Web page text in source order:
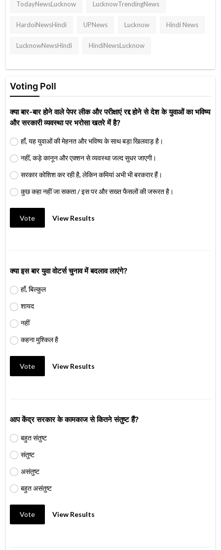
TodayNewsLucknow LucknowTrendingNews
HardoiNewsHindi UPNews Lucknow Hindi News
LucknowNewsHindi HindiNewsLucknow
Voting Poll
क्या बार-बार होने वाले पेपर लीक और परीक्षाएं रद्द होने से देश के युवाओं का भविष्य
और सरकारी व्यवस्था पर भरोसा खतरे में है?
हाँ, यह युवाओं की मेहनत और भविष्य के साथ बड़ा खिलवाड़ है।
नहीं, कड़े कानून और एक्शन से व्यवस्था जल्द सुधर जाएगी।
सरकार कोशिश कर रही है, लेकिन कमियां अभी भी बरकरार हैं।
कुछ कहा नहीं जा सकता / इस पर और सख्त फैसलों की जरूरत है।
Vote View Results
क्या इस बार युवा वोटर्स चुनाव में बदलाव लाएंगे?
हाँ, बिल्कुल
शायद
नहीं
कहना मुश्किल है
Vote View Results
आप केंद्र सरकार के कामकाज से कितने संतुष्ट हैं?
बहुत संतुष्ट
संतुष्ट
असंतुष्ट
बहुत असंतुष्ट
Vote View Results